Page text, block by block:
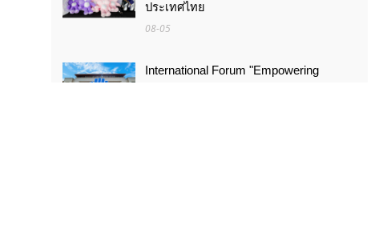
ประเทศไทย
08-05
International Forum "Empowering